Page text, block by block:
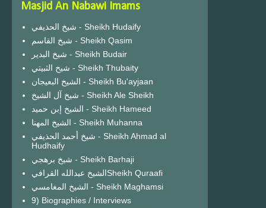
Masjid An Nabawi Imams
شيخ الحذيفي - Sheikh Hudaify
شيخ القاسم - Sheikh Qasim
شيخ البدير - Sheikh Budair
شيخ الثبيتي - Sheikh Thubaity
الشيخ البعيجان - Sheikh Bu'ayjaan
شيخ آل الشيخ - Sheikh Ale Sheikh
الشيخ إبن حميد - Sheikh Hameed
الشيخ المهنا - Sheikh Muhanna
شيخ أحمد الحذيفي - Sheikh Ahmad al
Hudhaify
شيخ برهجي - Sheikh Barhaji
الشيخ عبدالله القرافيSheikh Quraafi
الشيخ المغامسي - Sheikh Maghamsi
9) Biographies / Interviews